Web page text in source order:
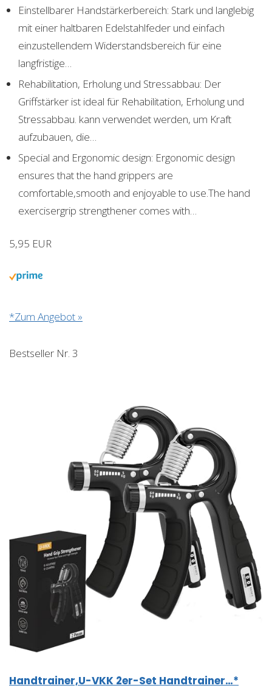
Einstellbarer Handstärkerbereich: Stark und langlebig
mit einer haltbaren Edelstahlfeder und einfach
einzustellendem Widerstandsbereich für eine
langfristige…
Rehabilitation, Erholung und Stressabbau: Der
Griffstärker ist ideal für Rehabilitation, Erholung und
Stressabbau. kann verwendet werden, um Kraft
aufzubauen, die…
Special and Ergonomic design: Ergonomic design
ensures that the hand grippers are
comfortable,smooth and enjoyable to use.The hand
exercisergrip strengthener comes with…
5,95 EUR
*Zum Angebot »
Bestseller Nr. 3
Handtrainer,U-VKK 2er-Set Handtrainer…*